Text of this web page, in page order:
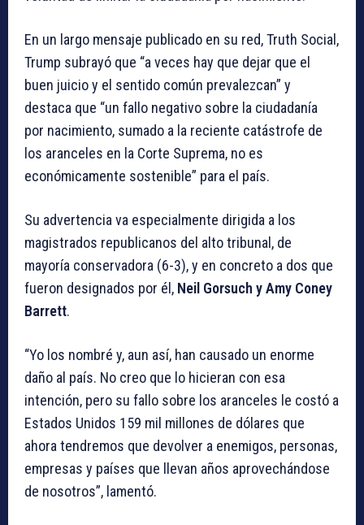
En un largo mensaje publicado en su red, Truth Social,
Trump subrayó que “a veces hay que dejar que el
buen juicio y el sentido común prevalezcan” y
destaca que “un fallo negativo sobre la ciudadanía
por nacimiento, sumado a la reciente catástrofe de
los aranceles en la Corte Suprema, no es
económicamente sostenible” para el país.
Su advertencia va especialmente dirigida a los
magistrados republicanos del alto tribunal, de
mayoría conservadora (6-3), y en concreto a dos que
fueron designados por él, Neil Gorsuch y Amy Coney
Barrett.
“Yo los nombré y, aun así, han causado un enorme
daño al país. No creo que lo hicieran con esa
intención, pero su fallo sobre los aranceles le costó a
Estados Unidos 159 mil millones de dólares que
ahora tendremos que devolver a enemigos, personas,
empresas y países que llevan años aprovechándose
de nosotros”, lamentó.